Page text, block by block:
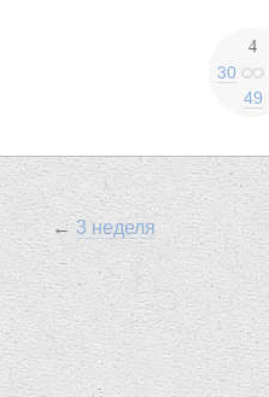
4
30
49
← 3 неделя